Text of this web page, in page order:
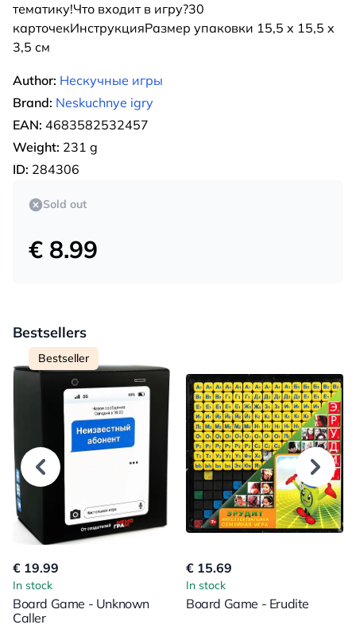
тематику!Что входит в игру?30
карточекИнструкцияРазмер упаковки 15,5 х 15,5 х
3,5 см
Author: Нескучные игры
Brand: Neskuchnye igry
EAN: 4683582532457
Weight: 231 g
ID: 284306
Sold out
€ 8.99
Bestsellers
Bestseller
€ 19.99
In stock
Board Game - Unknown
Caller
€ 15.69
In stock
Board Game - Erudite